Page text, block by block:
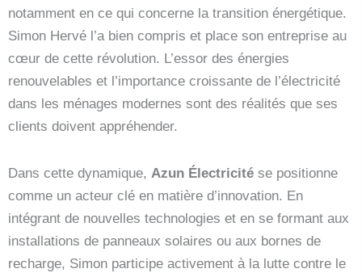
notamment en ce qui concerne la transition énergétique.
Simon Hervé l’a bien compris et place son entreprise au
cœur de cette révolution. L’essor des énergies
renouvelables et l’importance croissante de l’électricité
dans les ménages modernes sont des réalités que ses
clients doivent appréhender.
Dans cette dynamique, Azun Électricité se positionne
comme un acteur clé en matière d’innovation. En
intégrant de nouvelles technologies et en se formant aux
installations de panneaux solaires ou aux bornes de
recharge, Simon participe activement à la lutte contre le